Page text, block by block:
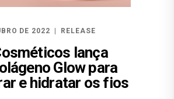
DE 2022 RELEASE
lança
Glow para
e hidratar os fios